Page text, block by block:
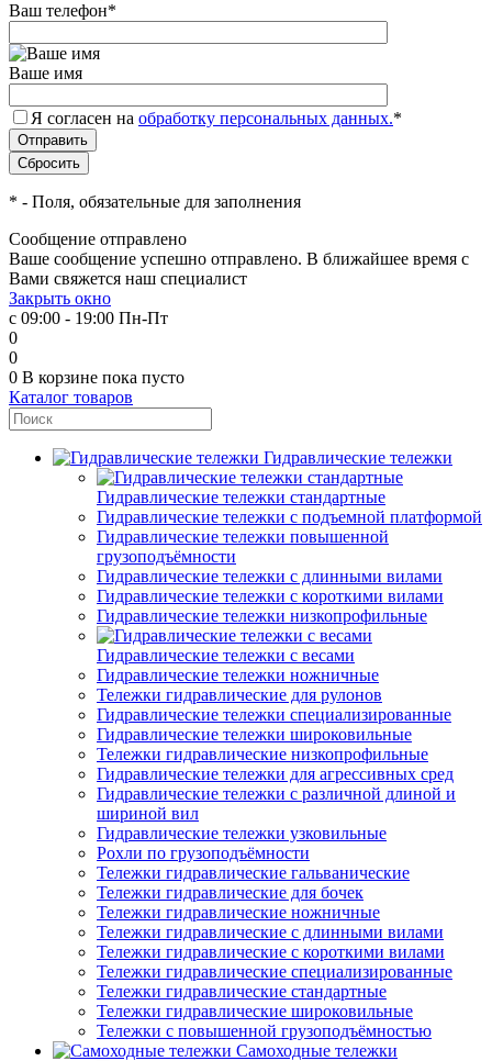
Ваш телефон*
Ваше имя
Я согласен на обработку персональных данных.*
* - Поля, обязательные для заполнения
Сообщение отправлено
Ваше сообщение успешно отправлено. В ближайшее время с
Вами свяжется наш специалист
Закрыть окно
с 09:00 - 19:00 Пн-Пт
0
0
0 В корзине пока пусто
Каталог товаров
Гидравлические тележки
Гидравлические тележки стандартные
Гидравлические тележки с подъемной платформой
Гидравлические тележки повышенной
грузоподъёмности
Гидравлические тележки с длинными вилами
Гидравлические тележки с короткими вилами
Гидравлические тележки низкопрофильные
Гидравлические тележки с весами
Гидравлические тележки ножничные
Тележки гидравлические для рулонов
Гидравлические тележки специализированные
Гидравлические тележки широковильные
Тележки гидравлические низкопрофильные
Гидравлические тележки для агрессивных сред
Гидравлические тележки с различной длиной и
шириной вил
Гидравлические тележки узковильные
Рохли по грузоподъёмности
Тележки гидравлические гальванические
Тележки гидравлические для бочек
Тележки гидравлические ножничные
Тележки гидравлические с длинными вилами
Тележки гидравлические с короткими вилами
Тележки гидравлические специализированные
Тележки гидравлические стандартные
Тележки гидравлические широковильные
Тележки с повышенной грузоподъёмностью
Самоходные тележки